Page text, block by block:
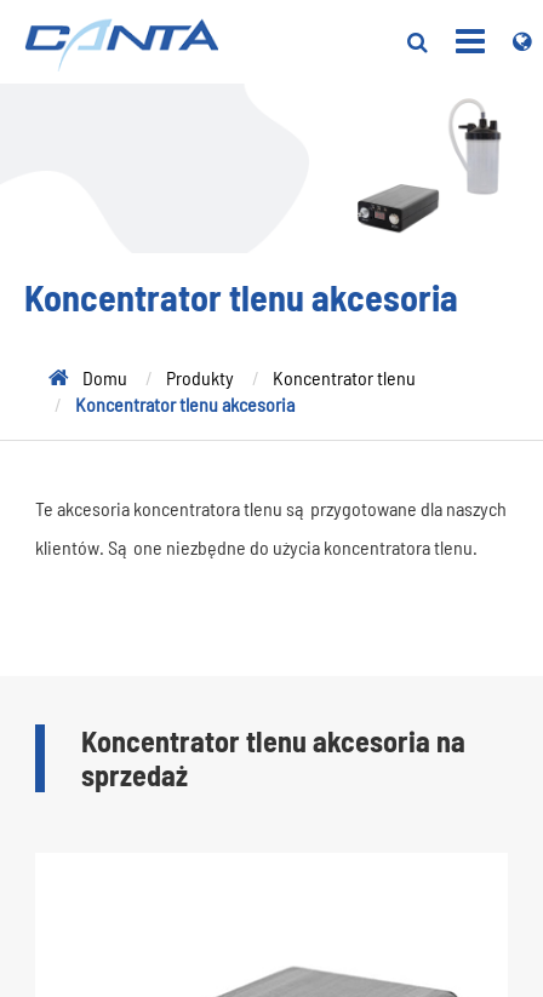
Koncentrator tlenu akcesoria
Domu Produkty
Koncentrator tlenu
Koncentrator tlenu akcesoria
Te akcesoria koncentratora tlenu są przygotowane dla naszych
klientów. Są one niezbędne do użycia koncentratora tlenu.
Koncentrator tlenu akcesoria na
sprzedaż